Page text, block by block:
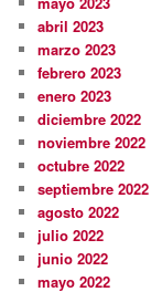
abril 2023
marzo 2023
febrero 2023
enero 2023
diciembre 2022
noviembre 2022
octubre 2022
septiembre 2022
agosto 2022
julio 2022
junio 2022
mayo 2022